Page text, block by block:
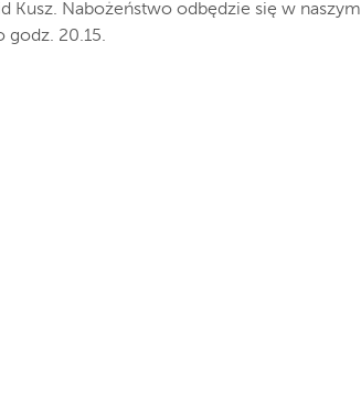
Kusz. Nabożeństwo odbędzie się w naszym
godz. 20.15.